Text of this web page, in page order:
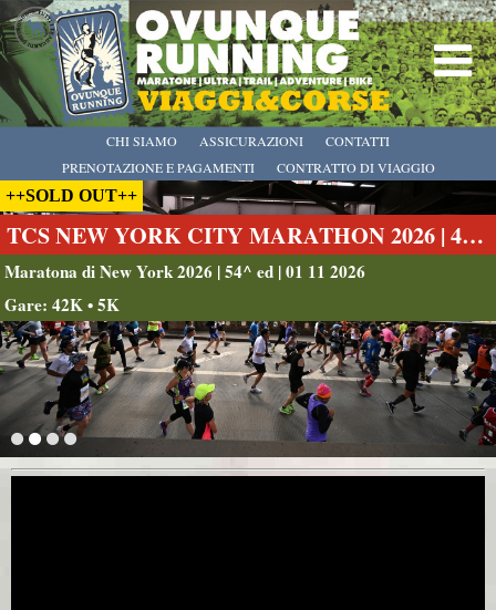
CHI SIAMO
PRENOTAZIONE E PAGAMENTI
CONTRATTO DI VIAGGIO
ASSICURAZIONI CONTATTI
++SOLD OUT++
TCS NEW YORK CITY MARATHON 2026 | 42K
Maratona di New York 2026 | 54^ ed | 01 11 2026
Gare: 42K • 5K